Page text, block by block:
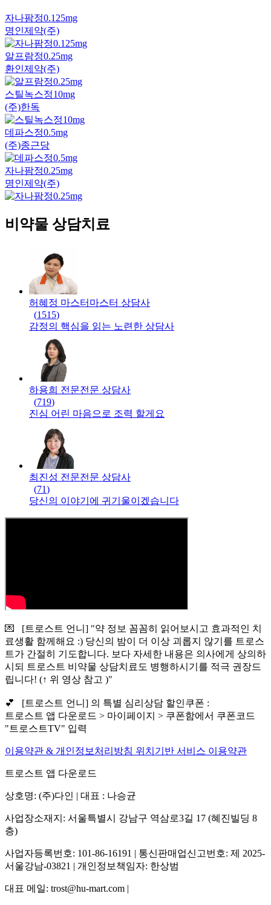
자나팜정0.125mg
명인제약(주)
알프람정0.25mg
환인제약(주)
스틸녹스정10mg
(주)한독
데파스정0.5mg
(주)종근당
자나팜정0.25mg
명인제약(주)
비약물 상담치료
허혜정 마스터 마스터 상담사
(1515)
감정의 핵심을 읽는 노련한 상담사
하용희 전문전문 상담사
(719)
진심 어린 마음으로 조력 할게요
최진성 전문전문 상담사
(71)
당신의 이야기에 귀기울이겠습니다
💌 [트로스트 언니] "약 정보 꼼꼼히 읽어보시고 효과적인 치
료생활 함께해요 :) 당신의 밤이 더 이상 괴롭지 않기를 트로스
트가 간절히 기도합니다. 보다 자세한 내용은 의사에게 상의하
시되 트로스트 비약물 상담치료도 병행하시기를 적극 권장드
립니다! (↑ 위 영상 참고 )"
💕 [트로스트 언니] 의 특별 심리상담 할인쿠폰 :
트로스트 앱 다운로드 > 마이페이지 > 쿠폰함에서 쿠폰코드
"트로스트TV" 입력
이용약관 & 개인정보처리방침 위치기반 서비스 이용약관
트로스트 앱 다운로드
상호명: (주)다인 | 대표 : 나승균
사업장소재지: 서울특별시 강남구 역삼로3길 17 (혜진빌딩 8
층)
사업자등록번호: 101-86-16191 | 통신판매업신고번호: 제 2025-
서울강남-03821 | 개인정보책임자: 한상범
대표 메일: trost@hu-mart.com |